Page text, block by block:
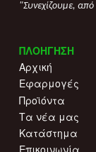
"Συνεχίζουμε,
ΠΛΟΗΓΗΣΗ
Αρχική
Εφαρμογές
Προϊόντα
Τα νέα μας
Κατάστημα